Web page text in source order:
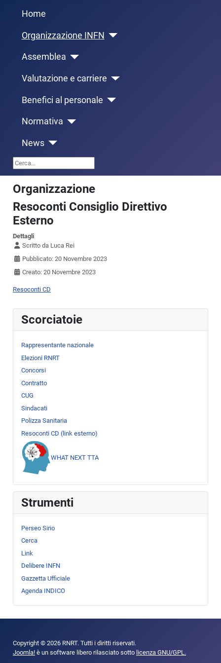
Home
Organizzazione INFN
Assemblea
Valutazione e carriere
Benefici al personale
Normativa
News
Cerca...
Scorciatoie
Rappresentante nazionale
Elezioni RNRT
Concorsi
Contratto
CUG
Sindacati
Polizza Sanitaria
Resoconti CD (link esterno)
WHAT NEXT TTA
Strumenti
Perseo Sirio
Cerca
Link
Delibere INFN
Gazzetta Ufficiale
Agenda INDICO
Organizzazione
Resoconti Consiglio Direttivo
Esterno
Dettagli
Scritto da Luca Rei
Pubblicato: 20 Novembre 2023
Creato: 20 Novembre 2023
Resoconti CD
Copyright © 2026 RNRT. Tutti i diritti riservati.
Joomla! è un software libero rilasciato sotto licenza GNU/GPL.